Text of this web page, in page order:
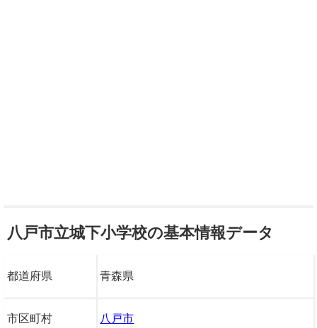
八戸市立城下小学校の基本情報データ
都道府県 青森県
市区町村 八戸市